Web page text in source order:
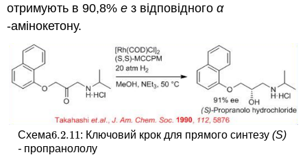
отримують в 90,8%е з відповідногоα
-амінокетону.
Схема6.2.11
6.2.11: Ключовий крок для прямого синтезу(S)
-пропранололу